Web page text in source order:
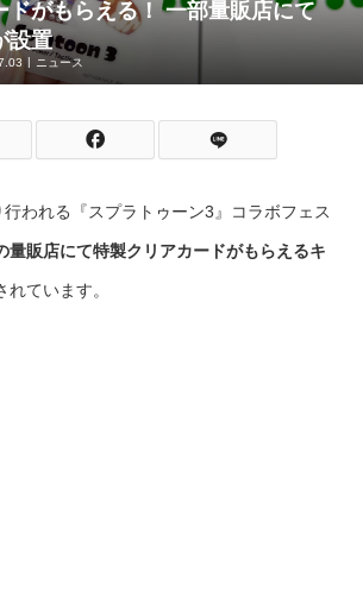
ドがもらえる！ 一部量販店にて
設置
ニュース
われる『スプラトゥーン3』コラボフェス
量販店にて特製クリアカードがもらえるキ
れています。